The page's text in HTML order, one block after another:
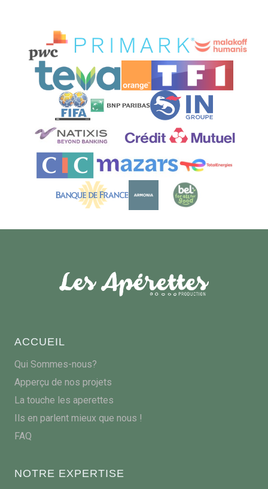
ACCUEIL
Qui Sommes-nous?
Apperçu de nos projets
La touche les aperettes
Ils en parlent mieux que nous !
FAQ
NOTRE EXPERTISE